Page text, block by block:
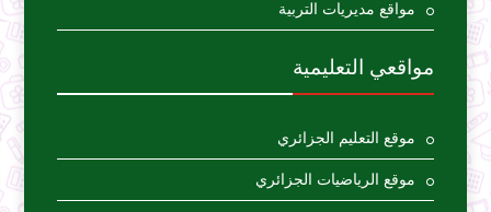
مواقع مديريات التربية
مواقعي التعليمية
موقع التعليم الجزائري
موقع الرياضيات الجزائري